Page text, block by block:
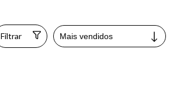
Filtrar